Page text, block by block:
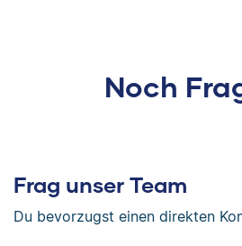
Noch
Frag unser Team
Du bevorzugst einen direkten